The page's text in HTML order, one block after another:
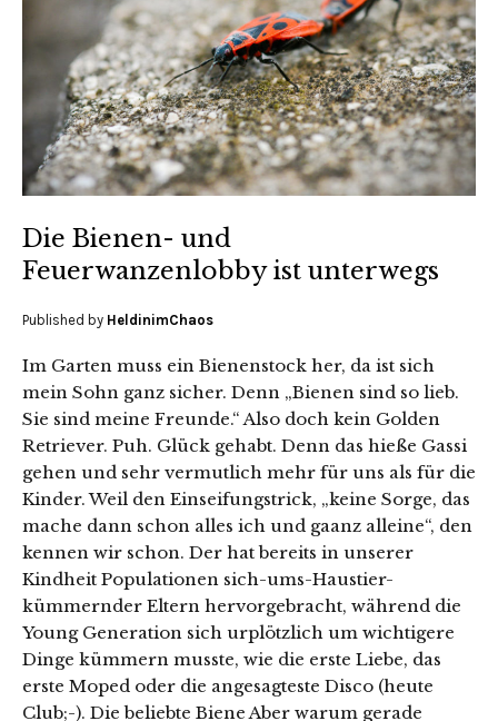
Die Bienen- und
Feuerwanzenlobby ist unterwegs
Published by HeldinimChaos
Im Garten muss ein Bienenstock her, da ist sich
mein Sohn ganz sicher. Denn „Bienen sind so lieb.
Sie sind meine Freunde.“ Also doch kein Golden
Retriever. Puh. Glück gehabt. Denn das hieße Gassi
gehen und sehr vermutlich mehr für uns als für die
Kinder. Weil den Einseifungstrick, „keine Sorge, das
mache dann schon alles ich und gaanz alleine“, den
kennen wir schon. Der hat bereits in unserer
Kindheit Populationen sich-ums-Haustier-
kümmernder Eltern hervorgebracht, während die
Young Generation sich urplötzlich um wichtigere
Dinge kümmern musste, wie die erste Liebe, das
erste Moped oder die angesagteste Disco (heute
Club;-). Die beliebte Biene Aber warum gerade